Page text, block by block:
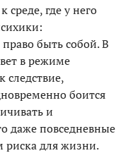
среде, где у него
быть собой. В
в режиме
следствие,
боится
и
даже повседневные
риска для жизни.